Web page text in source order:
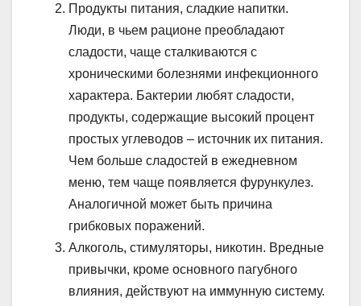
Продукты питания, сладкие напитки.
Люди, в чьем рационе преобладают
сладости, чаще сталкиваются с
хроническими болезнями инфекционного
характера. Бактерии любят сладости,
продукты, содержащие высокий процент
простых углеводов – источник их питания.
Чем больше сладостей в ежедневном
меню, тем чаще появляется фурункулез.
Аналогичной может быть причина
грибковых поражений.
Алкоголь, стимуляторы, никотин. Вредные
привычки, кроме основного пагубного
влияния, действуют на иммунную систему.